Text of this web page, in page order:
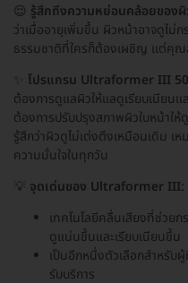
😌 รู้สึกถึงความหย่อนคล้อยของผิ
ว่าเมื่ออายุเพิ่มขึ้น ผิวหน้าอาจดูไม่ก
ธรรมชาติที่ใครก็ต้องเผชิญ แต่คุณ
โปรแกรม Ultraformer III
ต้องการดูแลผิวให้แลดูเรียบเนียนแ
ต้องการปรับปรุงสภาพผิวใบหน้าให้
รู้สึกว่าผิวดูไม่เต่งตึงเหมือนเดิม
ความมั่นใจในทุกวัน
💡 จุดเด่นของ Ultraformer III:
เทคโนโลยีคลื่นเสียงที่ช่วยก
ดูแน่นขึ้นและเรียบเนียนขึ้น
เป็นอีกหนึ่งตัวเลือกสำหรั
รับบริการ